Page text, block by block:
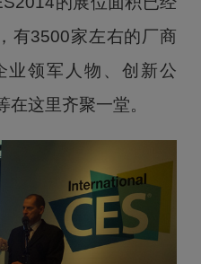
有3500家左右的厂商
业领军人物、创新公
这里齐聚一堂。